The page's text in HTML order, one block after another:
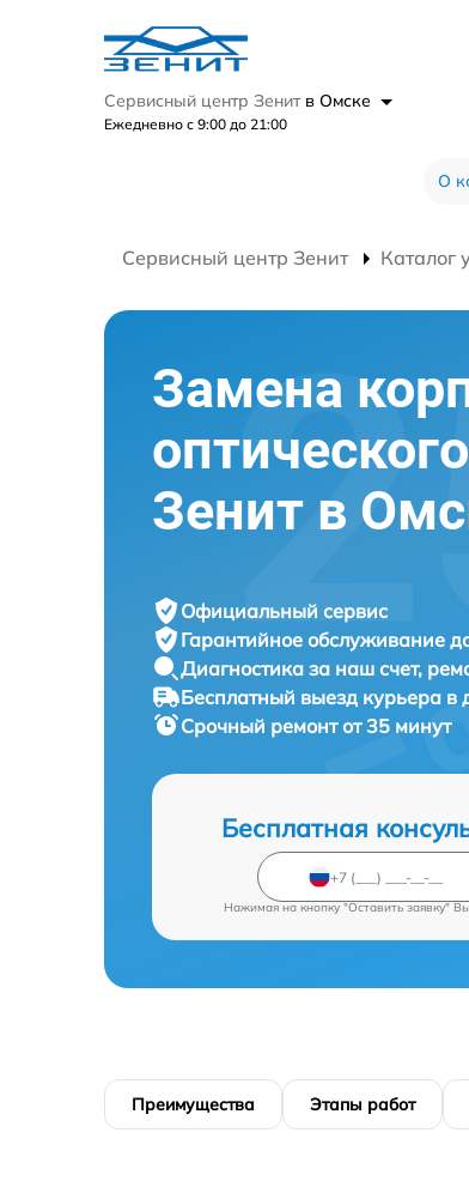
Сервисный центр Зенит в Омске
Ежедневно с 9:00 до 21:00
О
Сервисный центр Зенит Каталог
Замена
Зенит в
Официальный сервис
Гарантийное обслуживание
Диагностика за наш счет,
Бесплатный выезд курьера в
Срочный ремонтот 35 минут
Бесплатная
Нажимая на кнопку "Оставить заявку"
Преимущества Этапы работ